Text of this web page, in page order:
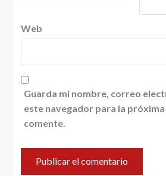
Web
Guarda mi nombre, correo
este navegador para la próxima
comente.